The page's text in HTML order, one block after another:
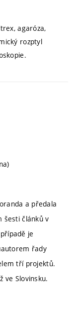
agaróza,
rozptyl
a předala
šesti článků v
je
řady
tří projektů.
ve Slovinsku.